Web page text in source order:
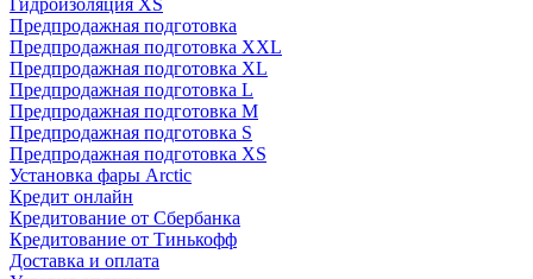
Гидроизоляция XS
Предпродажная подготовка
Предпродажная подготовка XXL
Предпродажная подготовка XL
Предпродажная подготовка L
Предпродажная подготовка M
Предпродажная подготовка S
Предпродажная подготовка XS
Установка фары Arctic
Кредит онлайн
Кредитование от Сбербанка
Кредитование от Тинькофф
Доставка и оплата